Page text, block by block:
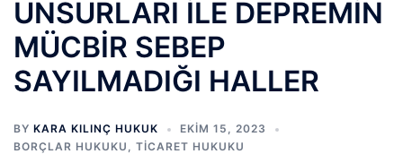
UNSURLARI İLE DEPREMİN
MÜCBİR SEBEP
SAYILMADIĞI HALLER
BY KARA KILINÇ HUKUK
EKIM 15, 2023
BORÇLAR HUKUKU , TİCARET HUKUKU